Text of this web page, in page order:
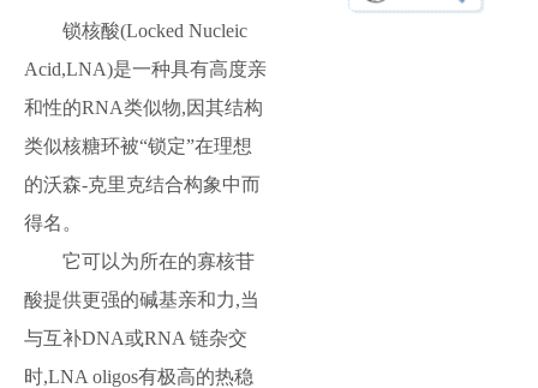
锁核酸(Locked Nucleic
Acid,LNA)是一种具有高度亲
和性的RNA类似物,因其结构
类似核糖环被“锁定”在理想
的沃森-克里克结合构象中而
得名。
它可以为所在的寡核苷
酸提供更强的碱基亲和力,当
与互补DNA或RNA 链杂交
时,LNA oligos有极高的热稳